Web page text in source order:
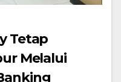
Tetap
Melalui